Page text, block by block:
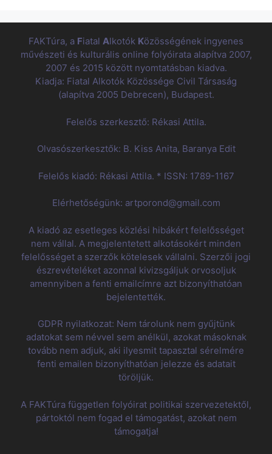
FAKTúra, a Fiatal Alkotók Közösségének ingyenes
művészeti és kulturális online folyóirata alapítva 2007,
2007 és 2015 között nyomtatásban kiadva.
Kiadja: Fiatal Alkotók Közössége Civil Társaság
(alapítva 2005 Debrecen), Budapest.
Felelős szerkesztő: Rékasi Attila.
Olvasószerkesztők: B. Kiss Anita, Baranya Edit
Felelős kiadó: Rékasi Attila. * ISSN: 1789-1167
Elérhetőségünk: artporond@gmail.com
A kiadó az esetleges közlési hibákért felelősséget
nem vállal. A megjelentetett alkotásokért minden
felelősséget a szerzők kötelesek vállalni. Szerzői jogi
észrevételéket azonnal kivizsgáljuk orvosoljuk
amennyiben a fenti emailcímre azt bizonyíthatóan
bejelentették.
GDPR nyilatkozat: Nem tárolunk nem gyűjtünk
adatokat sem névvel sem anélkül, azokat másoknak
tovább nem adjuk, aki ilyesmit tapasztal sérelmére
fenti emailen bizonyíthatóan jelezze és adatait
töröljük.
A FAKTúra független folyóirat politikai szervezetektől,
pártoktól nem fogad el támogatást, azokat nem
támogatja!